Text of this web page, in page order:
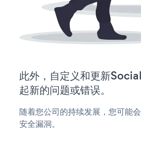
此外，自定义和更新
起新的问题或错误。
随着您公司的持续发展，您可能
安全漏洞。